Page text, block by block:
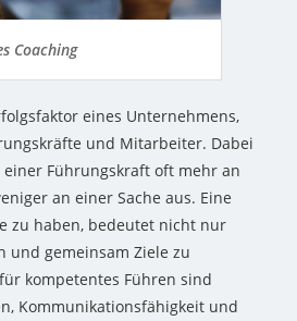
Coaching
eines Unternehmens,
und Mitarbeiter. Dabei
Führungskraft oft mehr an
an einer Sache aus. Eine
zu haben, bedeutet nicht nur
und gemeinsam Ziele zu
kompetentes Führen sind
Kommunikationsfähigkeit und